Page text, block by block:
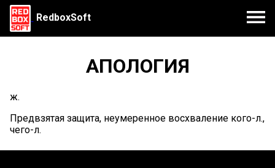
RedboxSoft
АПОЛОГИЯ
ж.
Предвзятая защита, неумеренное восхваление кого-л.,
чего-л.